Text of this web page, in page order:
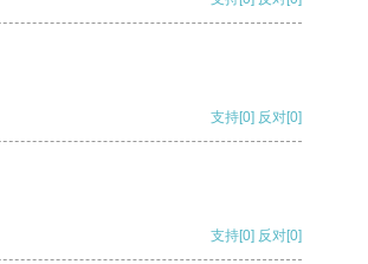
支持[0] 反对[0]
支持[0] 反对[0]